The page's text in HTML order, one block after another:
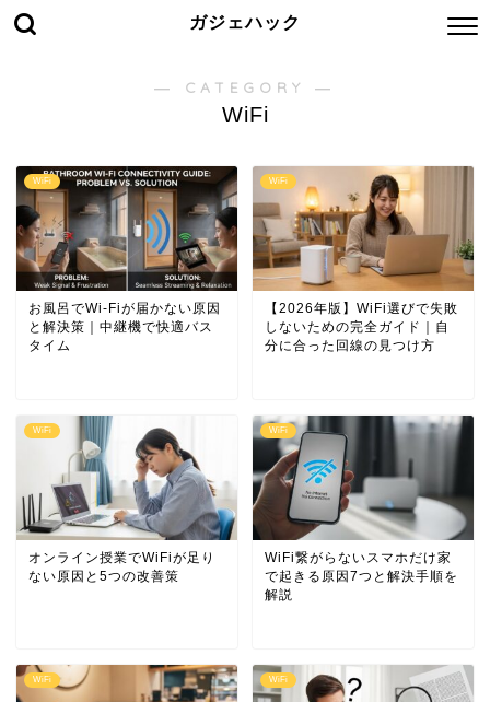
ガジェハック
― CATEGORY ―
WiFi
WiFi
お風呂でWi-Fiが届かない原因
と解決策｜中継機で快適バス
タイム
WiFi
【2026年版】WiFi選びで失敗
しないための完全ガイド｜自
分に合った回線の見つけ方
WiFi
オンライン授業でWiFiが足り
ない原因と5つの改善策
WiFi
WiFi繋がらないスマホだけ家
で起きる原因7つと解決手順を
解説
WiFi WiFi